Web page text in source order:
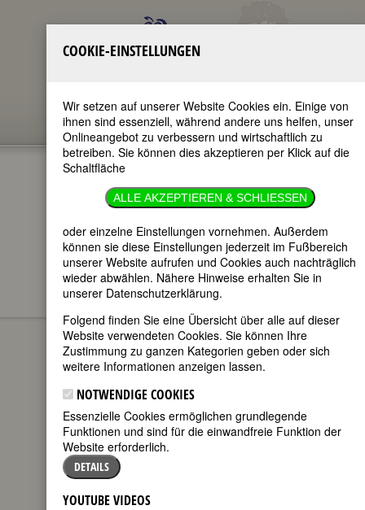
MARIA DUCIA
im ganzen Text
nur in Titeln
BIOGRAPHIEN Maria Ducia
(Maria Peychär
COOKIE-EINSTELLUNGEN
Wir setzen auf unserer Website Cookies ein. Einige von
ihnen sind essenziell, während andere uns helfen, unser
Onlineangebot zu verbessern und wirtschaftlich zu
betreiben. Sie können dies akzeptieren per Klick auf die
Schaltfläche
ALLE AKZEPTIEREN & SCHLIESSEN
oder einzelne Einstellungen vornehmen. Außerdem
können sie diese Einstellungen jederzeit im Fußbereich
unserer Website aufrufen und Cookies auch nachträglich
wieder abwählen. Nähere Hinweise erhalten Sie in
unserer Datenschutzerklärung.
Folgend finden Sie eine Übersicht über alle auf dieser
Website verwendeten Cookies. Sie können Ihre
Zustimmung zu ganzen Kategorien geben oder sich
weitere Informationen anzeigen lassen.
NOTWENDIGE COOKIES
Essenzielle Cookies ermöglichen grundlegende
Funktionen und sind für die einwandfreie Funktion der
Website erforderlich.
DETAILS
YOUTUBE VIDEOS